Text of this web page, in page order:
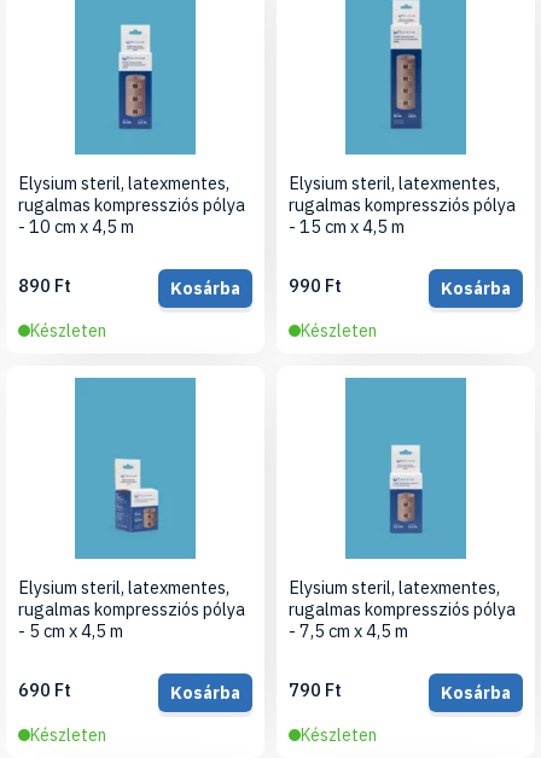
Elysium steril, latexmentes,
rugalmas kompressziós pólya
- 10 cm x 4,5 m
890 Ft
Kosárba
Készleten
Elysium steril, latexmentes,
rugalmas kompressziós pólya
- 15 cm x 4,5 m
990 Ft
Kosárba
Készleten
Elysium steril, latexmentes,
rugalmas kompressziós pólya
- 5 cm x 4,5 m
690 Ft
Kosárba
Készleten
Elysium steril, latexmentes,
rugalmas kompressziós pólya
- 7,5 cm x 4,5 m
790 Ft
Kosárba
Készleten